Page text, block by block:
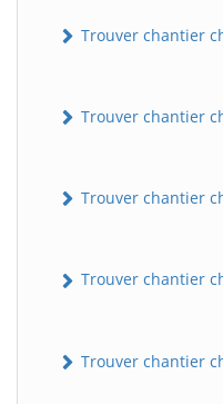
Trouver chantier
Trouver chantier
Trouver chantier
Trouver chantier
Trouver chantier